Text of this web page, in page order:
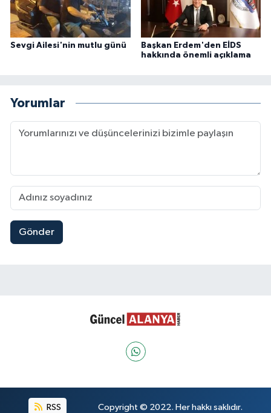
Sevgi Ailesi'nin mutlu günü
Başkan Erdem'den EİDS
hakkında önemli açıklama
Yorumlar
Gönder
RSS Copyright © 2022. Her hakkı saklıdır.